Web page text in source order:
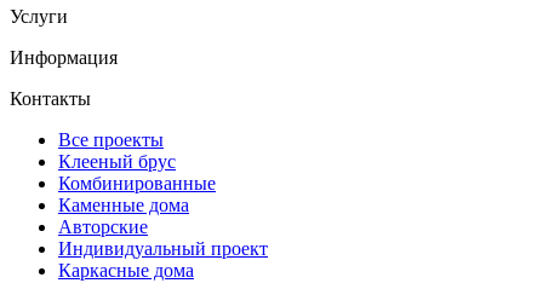
Услуги
Информация
Контакты
Все проекты
Клееный брус
Комбинированные
Каменные дома
Авторские
Индивидуальный проект
Каркасные дома